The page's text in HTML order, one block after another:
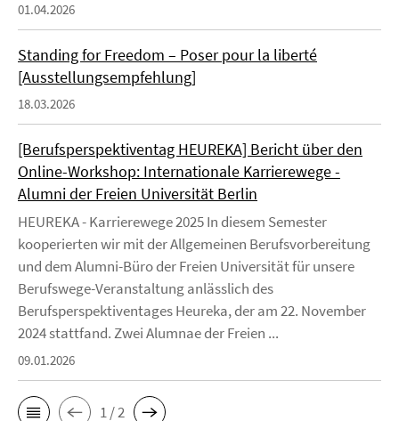
01.04.2026
Standing for Freedom – Poser pour la liberté
[Ausstellungsempfehlung]
18.03.2026
[Berufsperspektiventag HEUREKA] Bericht über den
Online-Workshop: Internationale Karrierewege -
Alumni der Freien Universität Berlin
HEUREKA - Karrierewege 2025 In diesem Semester
kooperierten wir mit der Allgemeinen Berufsvorbereitung
und dem Alumni-Büro der Freien Universität für unsere
Berufswege-Veranstaltung anlässlich des
Berufsperspektiventages Heureka, der am 22. November
2024 stattfand. Zwei Alumnae der Freien ...
09.01.2026
1 / 2